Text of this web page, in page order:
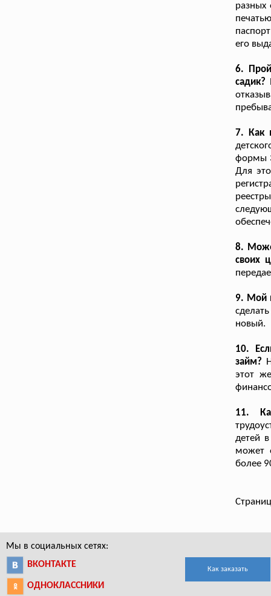
разных
его
6.
садик?
7. Как
формы
Для
8.
своих
9. Мой
новый.
10.
займ?
этот
11.
детей
может
более
Мы в социальных сетях:
ВКОНТАКТЕ
ОДНОКЛАССНИКИ
Как заказать